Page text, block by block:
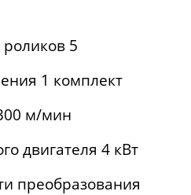
5
1 комплект
м/мин
двигателя 4 кВт
преобразования